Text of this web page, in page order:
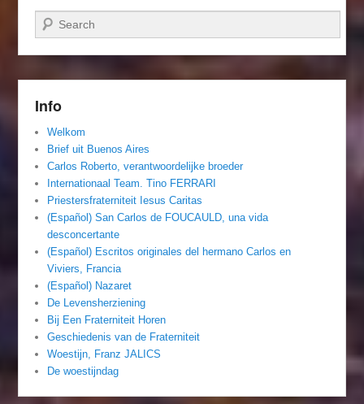
Zoeken
Info
Welkom
Brief uit Buenos Aires
Carlos Roberto, verantwoordelijke broeder
Internationaal Team. Tino FERRARI
Priestersfraterniteit Iesus Caritas
(Español) San Carlos de FOUCAULD, una vida
desconcertante
(Español) Escritos originales del hermano Carlos en
Viviers, Francia
(Español) Nazaret
De Levensherziening
Bij Een Fraterniteit Horen
Geschiedenis van de Fraterniteit
Woestijn, Franz JALICS
De woestijndag